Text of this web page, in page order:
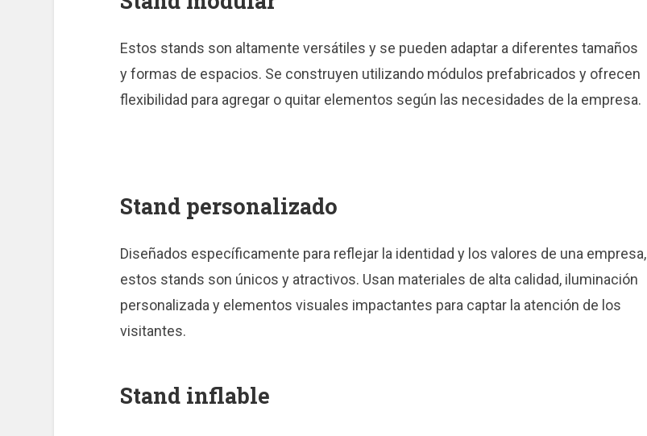
Estos stands son altamente versátiles y se pueden adaptar a diferentes tamaños
y formas de espacios. Se construyen utilizando módulos prefabricados y ofrecen
flexibilidad para agregar o quitar elementos según las necesidades de la empresa.
Stand personalizado
Diseñados específicamente para reflejar la identidad y los valores de una empresa,
estos stands son únicos y atractivos. Usan materiales de alta calidad, iluminación
personalizada y elementos visuales impactantes para captar la atención de los
visitantes.
Stand inflable